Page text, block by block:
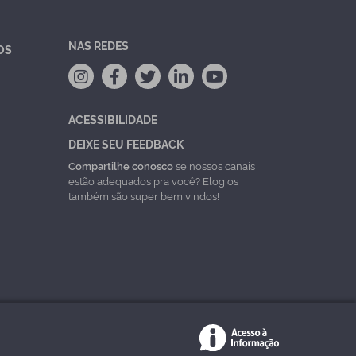
NAS REDES
ACESSIBILIDADE
DEIXE SEU FEEDBACK
Compartilhe conoscose nossos canais
estão adequados pra você? Elogios
também são super bem vindos!